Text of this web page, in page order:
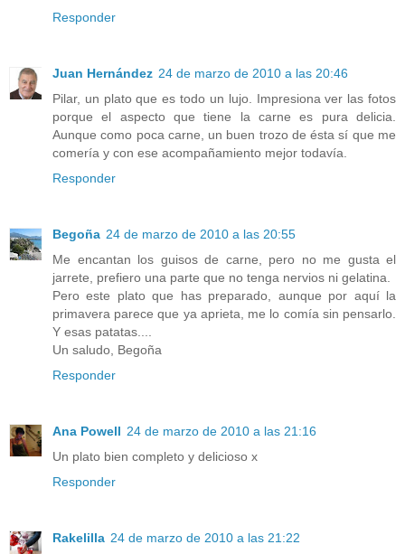
Responder
Juan Hernández 24 de marzo de 2010 a las 20:46
Pilar, un plato que es todo un lujo. Impresiona ver las fotos
porque el aspecto que tiene la carne es pura delicia.
Aunque como poca carne, un buen trozo de ésta sí que me
comería y con ese acompañamiento mejor todavía.
Responder
Begoña 24 de marzo de 2010 a las 20:55
Me encantan los guisos de carne, pero no me gusta el
jarrete, prefiero una parte que no tenga nervios ni gelatina.
Pero este plato que has preparado, aunque por aquí la
primavera parece que ya aprieta, me lo comía sin pensarlo.
Y esas patatas....
Un saludo, Begoña
Responder
Ana Powell 24 de marzo de 2010 a las 21:16
Un plato bien completo y delicioso x
Responder
Rakelilla 24 de marzo de 2010 a las 21:22